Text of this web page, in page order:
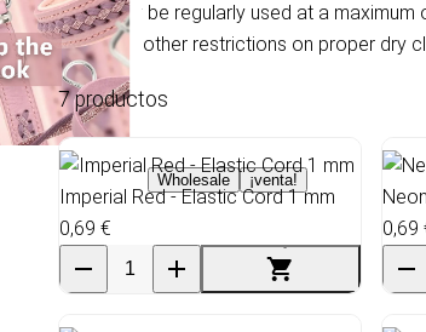
Wholesale ¡venta!
dryer may be regularly used at a maximum
used with other restrictions on proper dry
7 productos
Imperial Red - Elastic Cord 1 mm
0,69 €
0,69